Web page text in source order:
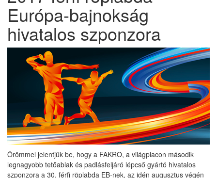
Európa-bajnokság
hivatalos szponzora
Örömmel jelentjük be, hogy a FAKRO, a világpiacon második
legnagyobb tetőablak és padlásfeljáró lépcső gyártó hivatalos
szponzora a 30. férfi röplabda EB-nek, az idén augusztus végén